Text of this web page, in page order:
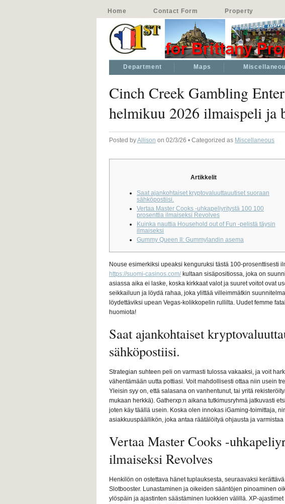
Home Contact Form Property
Department Maps
Cinch Creek Gambling
helmikuu 2026 ilmaispeli ja
Posted byAllison on 02/3/26 • Categorized as Miscellaneous
Artikkelit
Saat ajankohtaiset kryptovaluuttauutiset suoraan
sähköpostiisi.
Vertaa Master Cooks -uhkapeliyritystä 100 100
prosenttia ilmaiseksi Revolves
Kuinka nauttia Household out of Fun -pelistä täysin
ilmaiseksi
Gummy Queen II: Gummylandin asema
Nouse esimerkiksi upeaksi kenguruksi tästä 100-prosenttisesti
https://suomi-casinos.com/kultaan sisäpositiossa, joka on
asiassa aika ei laske, koska kirkkaat valot ja suuret voitot ovat
seikkailuun ja löydä rahaa, joka ylittää villeimmätkin
löydettäviksi upean Vegas-kolikkopelin rullilta. Uudet femme
huomiota!
Saat ajankohtaiset
sähköpostiisi.
Strategian suhteen peli on varmasti tulossa vakaaksi, ja voit
vähentämään uutta pottiasi. Voit mahdollisesti ottaa niin usein
Yleisin syy on, että salasana on vanhentunut, tai yritä
mukaan herkkä). Gatherxp:n aikana tutkimusryhmä jatkuvasti
joten käy täällä usein. Koska olen innokas iGaming-toimittaja,
asiakkuuspäällikön, joka antaa räätälöityä ohjausta ja
Vertaa Master Cooks -
ilmaiseksi Revolves
Henkilön on ostettava hänet tuplauksesta, seuraavaksi
Slotbooster. Lunastaminen ja oikeiden sääntöjen pinoaminen
ylöspäin ja ajastinten säästäminen luokkien välillä. XP-